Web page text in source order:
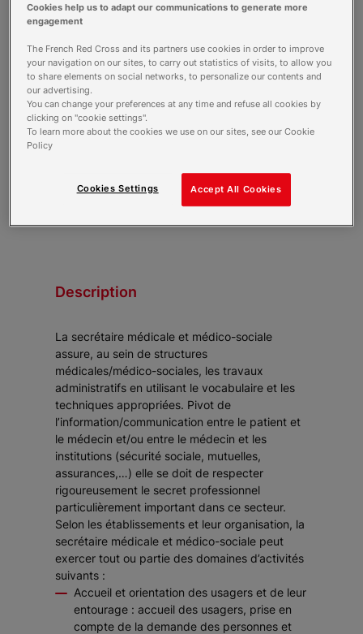
9 décembre 2025 - Ouverture des sélections
22 septembre 2026 - Clôture des sélections
25 septembre 2026 - Rentrée
Liste des admissions
J'accède à la liste des résultats
Description
La secrétaire médicale et médico-sociale
assure, au sein de structures
médicales/médico-sociales, les travaux
administratifs en utilisant le vocabulaire et les
techniques appropriées. Pivot de
l’information/communication entre le patient et
le médecin et/ou entre le médecin et les
institutions (sécurité sociale, mutuelles,
assurances,…) elle se doit de respecter
rigoureusement le secret professionnel
particulièrement important dans ce secteur.
Selon les établissements et leur organisation, la
secrétaire médicale et médico-sociale peut
exercer tout ou partie des domaines d’activités
suivants :
Accueil et orientation des usagers et de leur
entourage : accueil des usagers, prise en
compte de la demande des personnes et
Cookies help us to adapt our communications to generate more
engagement
The French Red Cross and its partners use cookies in order to improve
your navigation on our sites, to carry out statistics of visits, to allow you
to share elements on social networks, to personalize our contents and
our advertising.
You can change your preferences at any time and refuse all cookies by
clicking on "cookie settings".
To learn more about the cookies we use on our sites, see our Cookie
Policy
Accept All Cookies
Cookies Settings